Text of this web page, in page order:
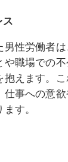
男性労働者
職場での
抱えます。
事への意
す。